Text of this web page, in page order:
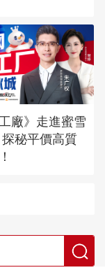
工廠》走進蜜雪
秘平價高質